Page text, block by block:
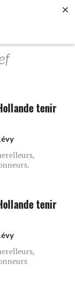
tenir
tenir